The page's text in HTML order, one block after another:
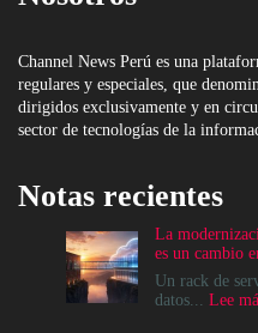
Channel News Perú es una
regulares y especiales, que
dirigidos exclusivamente y en
sector de tecnologías de la
Notas recientes
La
es un cambio
Un rack de
datos... Lee